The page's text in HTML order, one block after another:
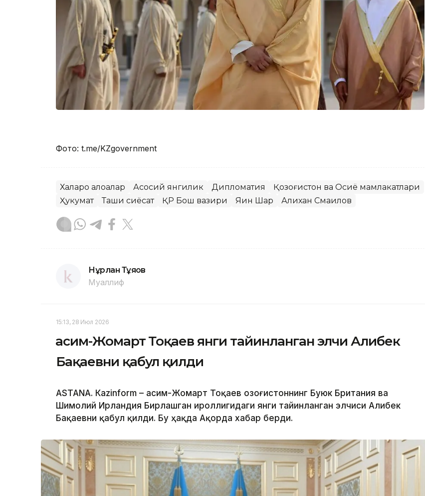
Фото: t.me/KZgovernment
Халқаро алоқалар Асосий янгилик Дипломатия
Қозоғистон ва Осиё мамлакатлари
Ҳукумат
Ташқи сиёсат ҚР Бош вазири Яқин Шарқ Алихан Смаилов
Нұрлан Тұяқов
Муаллиф
15:13, 28 Июл 2026
Қасим-Жомарт Тоқаев янги тайинланган элчи Алибек
Бақаевни қабул қилди
ASTANА. Каzinform – Қасим-Жомарт Тоқаев Қозоғистоннинг Буюк Британия ва
Шимолий Ирландия Бирлашган Қироллигидаги янги тайинланган элчиси Алибек
Бақаевни қабул қилди. Бу ҳақда Ақорда хабар берди.